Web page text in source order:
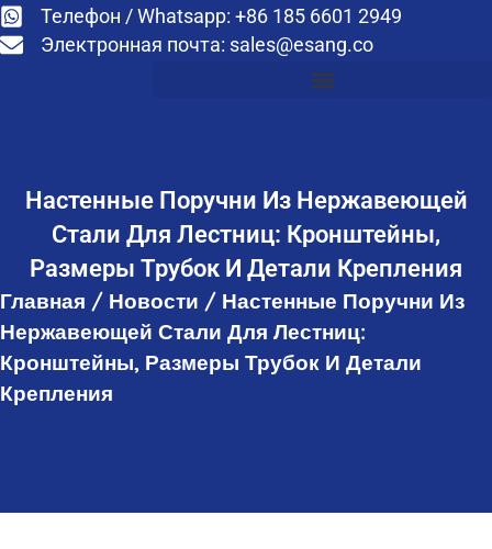
Телефон / Whatsapp: +86 185 6601 2949
Электронная почта: sales@esang.co
Настенные Поручни Из Нержавеющей
Стали Для Лестниц: Кронштейны,
Размеры Трубок И Детали Крепления
Главная / Новости / Настенные Поручни Из
Нержавеющей Стали Для Лестниц:
Кронштейны, Размеры Трубок И Детали
Крепления